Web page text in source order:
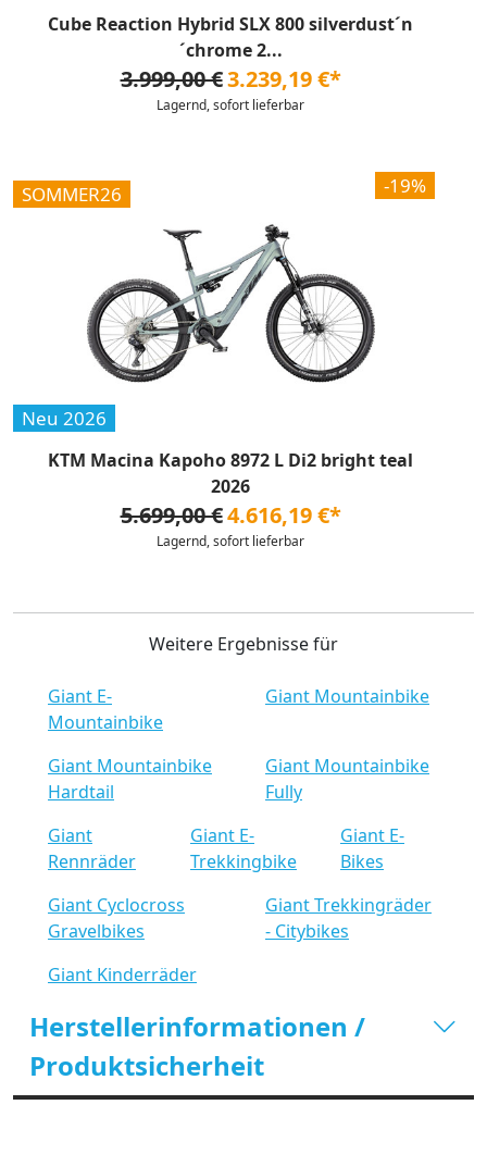
Cube Reaction Hybrid SLX 800 silverdust´n
´chrome 2...
3.999,00 €3.239,19 €*
Lagernd, sofort lieferbar
-19%
SOMMER26
Neu 2026
KTM Macina Kapoho 8972 L Di2 bright teal
2026
5.699,00 €4.616,19 €*
Lagernd, sofort lieferbar
Weitere Ergebnisse für
Giant E-
Mountainbike
Giant Mountainbike
Giant Mountainbike
Hardtail
Giant Mountainbike
Fully
Giant
Rennräder
Giant E-
Trekkingbike
Giant E-
Bikes
Giant Cyclocross
Gravelbikes
Giant Trekkingräder
- Citybikes
Giant Kinderräder
Herstellerinformationen /
Produktsicherheit